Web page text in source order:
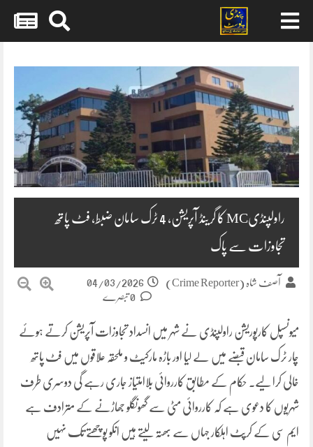
content
راولپنڈیMC کا گرینڈ آپریشن، 4 ٹرک سامان ضبط، فٹ پاتھ
تجاوزات سے پاک
آصف شاہ (Crime Reporter)
04/03/2026
میونسپل کارپوریشن راولپنڈی نے شہر میں انسداد تجاوزات آپریشن کرتے ہوئے
چار ٹرک سامان قبضے میں لے لیا اور باڑہ مارکیٹ و ملحقہ علاقوں میں فٹ پاتھ
خالی کرا لیے۔ حکام کے مطابق کارروائی بلاامتیاز جاری رہے گی دوسری طرف
شہریوں کا دعوی ہے کہ کارروائی مٹی سے گھونگلو جھاڑنے کے مترادف ہے
ایم سی کے کرپٹ اہلکار جہاں سے بھتہ لیتے ہیں انکو پوچھتے تک نہیں